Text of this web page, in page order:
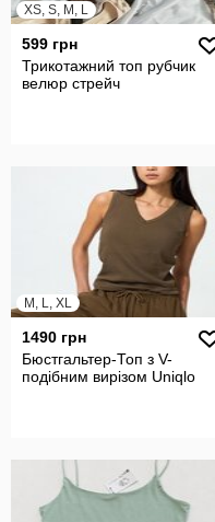
XS, S, M, L
599 грн
Трикотажний топ рубчик
велюр стрейч
M, L, XL
1490 грн
Бюстгальтер-Топ з V-
подібним вирізом Uniqlo